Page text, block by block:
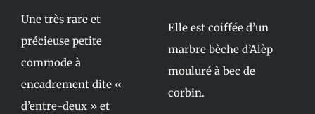
Une très rare et
précieuse petite
commode à
encadrement dite «
d’entre-deux » et
Elle est coiffée d’un
marbre bèche d’Alèp
mouluré à bec de
corbin.